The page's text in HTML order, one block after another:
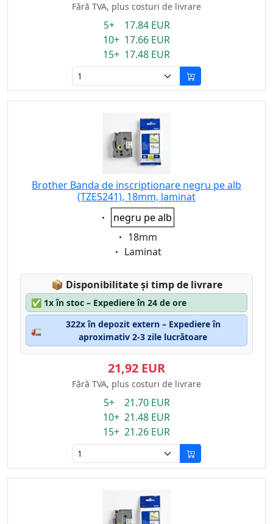
Fără TVA, plus costuri de livrare
5+ 17.84 EUR
10+ 17.66 EUR
15+ 17.48 EUR
Brother Banda de inscriptionare negru pe alb
(TZES241), 18mm, laminat
Eigenschaft:
negru pe alb
Eigenschaft:
18mm
Eigenschaft:
Laminat
📦 Lagerstatus:
Disponibilitate și timp de livrare
✅ 1x în stoc – Expediere în 24 de ore
🚛
322x în depozit extern – Expediere în
aproximativ 2-3 zile lucrătoare
21,92 EUR
Fără TVA, plus costuri de livrare
5+ 21.70 EUR
10+ 21.48 EUR
15+ 21.26 EUR